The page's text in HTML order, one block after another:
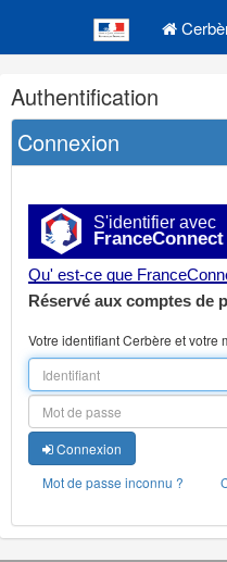
Navigation
et
outils
annexes
Authentification
Connexion
S'identifier avec
FranceConnect
Qu' est-ce que
Réservé aux comptes de
Votre identifiant Cerbère et votre
Connexion
Mot de passe inconnu ?